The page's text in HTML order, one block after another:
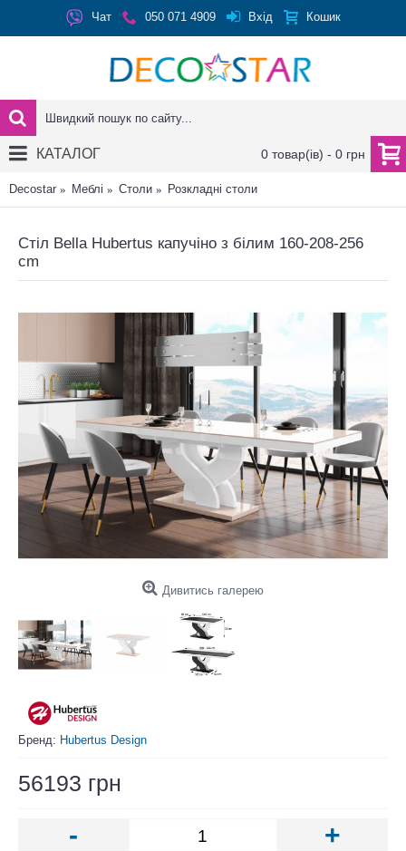
Чат 050 071 4909 Вхід Кошик
0 товар(ів) - 0 грн
КАТАЛОГ
Decostar Меблі Столи Розкладні столи
Стіл Bella Hubertus капучіно з білим 160-208-256
cm
Дивитись галерею
Бренд: Hubertus Design
56193 грн
- +